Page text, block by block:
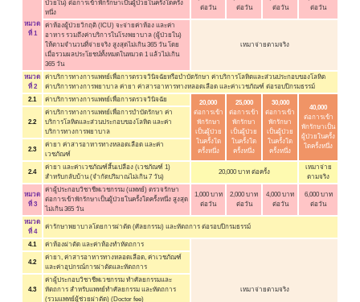
หมวด
ที่ 1
ป่วยใน) ต่อการเข้าพักรักษาเป็นผู้ป่วยในครั้งใดครั้ง
หนึ่ง
ต่อวัน
ต่อวัน
ต่อวัน
ต่อวัน
ค่าห้องผู้ป่วยวิกฤติ (ICU) จะจ่ายค่าห้อง และค่า
อาหาร รวมถึงค่าบริการในโรงพยาบาล (ผู้ป่วยใน)
ให้ตามจำนวนที่จ่ายจริง สูงสุดไม่เกิน 365 วัน โดย
เมื่อรวมผลประโยชน์ทั้งหมดในหมวด 1 แล้วไม่เกิน
365 วัน
เหมาจ่ายตามจริง
หมวด
ที่ 2
ค่าบริการทางการแพทย์เพื่อการตรวจวินิจฉัยหรือบำบัดรักษา ค่าบริการโลหิตและส่วนประกอบของโลหิต
ค่าบริการทางการพยาบาล ค่ายา ค่าสารอาหารทางหลอดเลือด และค่าเวชภัณฑ์ ต่อรอบปีกรมธรรม์
2.1
ค่าบริการทางการแพทย์เพื่อการตรวจวินิจฉัย
20,000
ต่อการเข้า
พักรักษา
เป็นผู้ป่วย
ในครั้งใด
ครั้งหนึ่ง
25,000
ต่อการเข้า
พักรักษา
เป็นผู้ป่วย
ในครั้งใด
ครั้งหนึ่ง
30,000
ต่อการเข้า
พักรักษา
เป็นผู้ป่วย
ในครั้งใด
ครั้งหนึ่ง
40,000
ต่อการเข้า
พักรักษาเป็น
ผู้ป่วยในครั้ง
ใดครั้งหนึ่ง
2.2
ค่าบริการทางการแพทย์เพื่อการบำบัดรักษา ค่า
บริการโลหิตและส่วนประกอบของโลหิต และค่า
บริการทางการพยาบาล
2.3
ค่ายา ค่าสารอาหารทางหลอดเลือด และค่า
เวชภัณฑ์
2.4
ค่ายา และค่าเวชภัณฑ์สิ้นเปลือง (เวชภัณฑ์ 1)
สำหรับกลับบ้าน (จำกัดปริมาณไม่เกิน 7 วัน)
20,000 บาท ต่อครั้ง
เหมาจ่าย
ตามจริง
หมวด
ที่ 3
ค่าผู้ประกอบวิชาชีพเวชกรรม (แพทย์) ตรวจรักษา
ต่อการเข้าพักรักษาเป็นผู้ป่วยในครั้งใดครั้งหนึ่ง สูงสุด
ไม่เกิน 365 วัน
1,000 บาท
ต่อวัน
2,000 บาท
ต่อวัน
4,000 บาท
ต่อวัน
6,000 บาท
ต่อวัน
หมวด
ที่ 4
ค่ารักษาพยาบาลโดยการผ่าตัด (ศัลยกรรม) และหัตถการ ต่อรอบปีกรมธรรม์
4.1 ค่าห้องผ่าตัด และค่าห้องทำหัตถการ
เหมาจ่ายตามจริง
4.2
ค่ายา, ค่าสารอาหารทางหลอดเลือด, ค่าเวชภัณฑ์
และค่าอุปกรณ์การผ่าตัดและหัตถการ
4.3
ค่าผู้ประกอบวิชาชีพเวชกรรม ทำศัลยกรรมและ
หัตถการ สำหรับแพทย์ทำศัลยกรรม และหัตถการ
(รวมแพทย์ผู้ช่วยผ่าตัด) (Doctor fee)